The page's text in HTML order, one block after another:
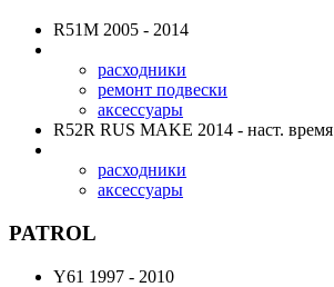
R51M 2005 - 2014
расходники
ремонт подвески
аксессуары
R52R RUS MAKE 2014 - наст. время
расходники
аксессуары
PATROL
Y61 1997 - 2010